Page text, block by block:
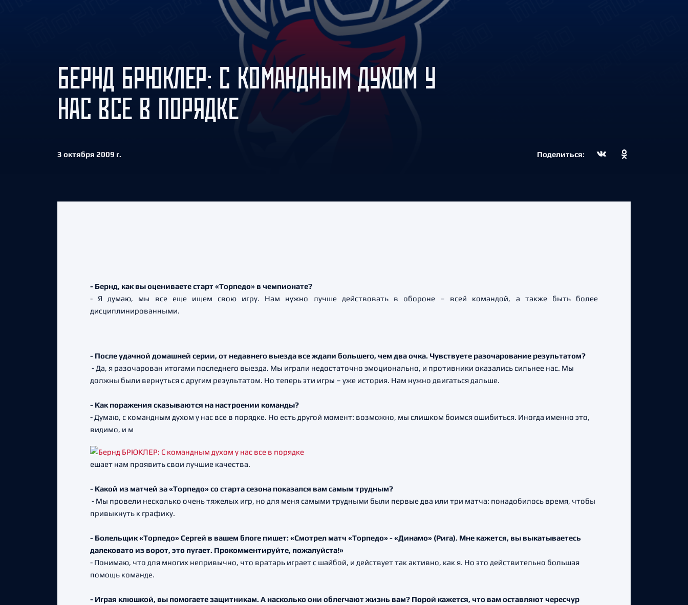
Амур
Барыс
Салават Юлаев
Сибирь
БЕРНД БРЮКЛЕР: С КОМАНДНЫМ ДУХОМ У
НАС ВСЕ В ПОРЯДКЕ
3 октября 2009 г. Поделиться:
- Бернд, как вы оцениваете старт «Торпедо» в чемпионате?
- Я думаю, мы все еще ищем свою игру. Нам нужно лучше действовать в обороне – всей командой, а также быть более
дисциплинированными.
- После удачной домашней серии, от недавнего выезда все ждали большего, чем два очка. Чувствуете разочарование результатом?
- Да, я разочарован итогами последнего выезда. Мы играли недостаточно эмоционально, и противники оказались сильнее нас. Мы
должны были вернуться с другим результатом. Но теперь эти игры – уже история. Нам нужно двигаться дальше.
- Как поражения сказываются на настроении команды?
- Думаю, с командным духом у нас все в порядке. Но есть другой момент: возможно, мы слишком боимся ошибиться. Иногда именно это,
видимо, и м
ешает нам проявить свои лучшие качества.
- Какой из матчей за «Торпедо» со старта сезона показался вам самым трудным?
- Мы провели несколько очень тяжелых игр, но для меня самыми трудными были первые два или три матча: понадобилось время, чтобы
привыкнуть к графику.
- Болельщик «Торпедо» Сергей в вашем блоге пишет: «Смотрел матч «Торпедо» - «Динамо» (Рига). Мне кажется, вы выкатываетесь
далековато из ворот, это пугает. Прокомментируйте, пожалуйста!»
- Понимаю, что для многих непривычно, что вратарь играет с шайбой, и действует так активно, как я. Но это действительно большая
помощь команде.
- Играя клюшкой, вы помогаете защитникам. А насколько они облегчают жизнь вам? Порой кажется, что вам оставляют чересчур